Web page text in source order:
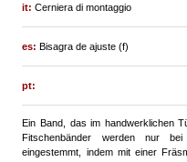
it:Cerniera di montaggio
es:Bisagra de ajuste (f)
pt:
Ein Band, das im handwerklichen
Fitschenbänder werden nur
eingestemmt, indem mit einer